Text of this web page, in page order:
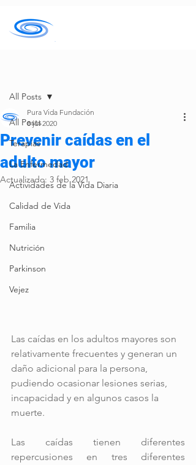
All Posts
Terapias
La Enfermedad
Actividades de la Vida Diaria
Calidad de Vida
Familia
Nutrición
Parkinson
Vejez
All Posts
Prevenir caídas en el
adulto mayor
Pura Vida Fundación
8 jul 2020
Actualizado: 3 feb 2021
Las caídas en los adultos mayores son
relativamente frecuentes y generan un
daño adicional para la persona,
pudiendo ocasionar lesiones serias,
incapacidad y en algunos casos la
muerte.
Las caídas tienen diferentes
repercusiones en tres diferentes